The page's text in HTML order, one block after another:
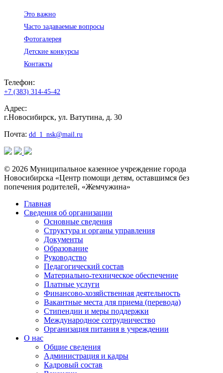
Это важно
Часто задаваемые вопросы
Фотогалерея
Детские конкурсы
Контакты
Телефон:
+7 (383) 314-45-42
Адрес:
г.Новосибирск, ул. Ватутина, д. 30
Почта: dd_1_nsk@mail.ru
© 2026 Муниципальное казенное учреждение города
Новосибирска «Центр помощи детям, оставшимся без
попечения родителей, «Жемчужина»
Главная
Сведения об организации
Основные сведения
Структура и органы управления
Документы
Образование
Руководство
Педагогический состав
Материально-техническое обеспечение
Платные услуги
Финансово-хозяйственная деятельность
Вакантные места для приема (перевода)
Стипендии и меры поддержки
Международное сотрудничество
Организация питания в учреждении
О нас
Общие сведения
Администрация и кадры
Кадровый состав